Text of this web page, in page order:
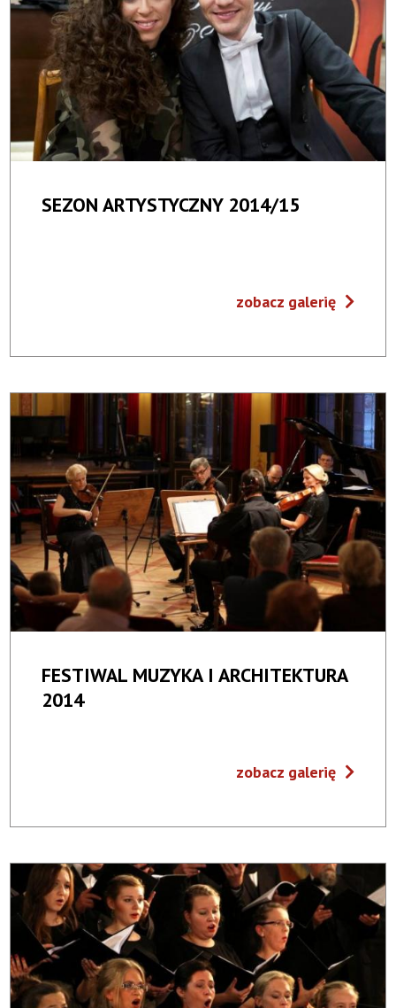
SEZON ARTYSTYCZNY 2014/15
zobacz galerię
FESTIWAL MUZYKA I ARCHITEKTURA
2014
zobacz galerię